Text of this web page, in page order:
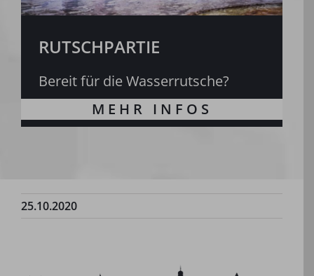
RUTSCHPARTIE
Bereit für die Wasserrutsche?
25.10.2020